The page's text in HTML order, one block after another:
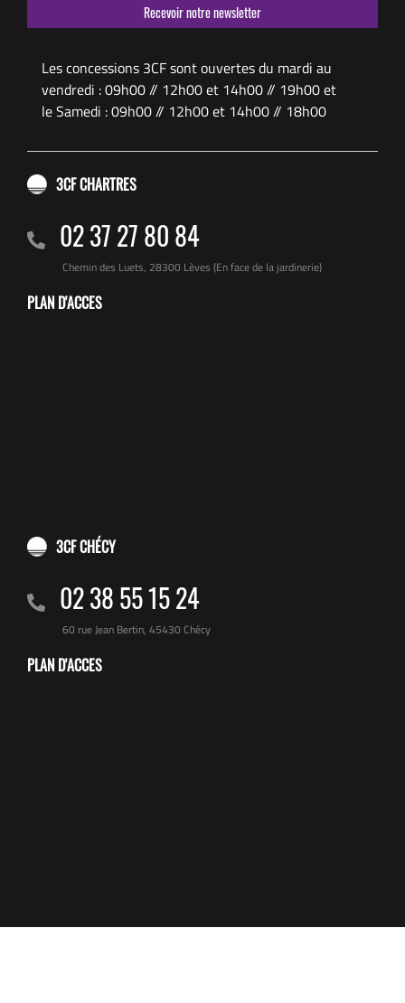
Les concessions 3CF sont ouvertes du mardi au
vendredi : 09h00 // 12h00 et 14h00 // 19h00 et
le Samedi : 09h00 // 12h00 et 14h00 // 18h00
3CF CHARTRES
02 37 27 80 84
Chemin des Luets, 28300 Lèves (En face de la jardinerie)
PLAN D'ACCES
3CF CHÉCY
02 38 55 15 24
60 rue Jean Bertin, 45430 Chécy
PLAN D'ACCES